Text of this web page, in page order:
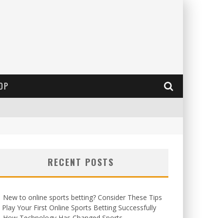
RECENT POSTS
New to online sports betting? Consider These Tips
Your First Online Sports Betting Successfully